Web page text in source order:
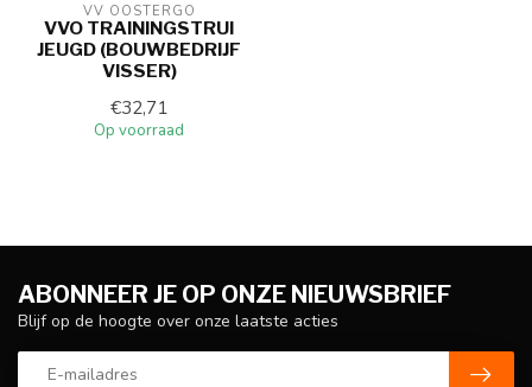
VV OOSTERGO
VVO TRAININGSTRUI
JEUGD (BOUWBEDRIJF
VISSER)
€32,71
Op voorraad
ABONNEER JE OP ONZE NIEUWSBRIEF
Blijf op de hoogte over onze laatste acties